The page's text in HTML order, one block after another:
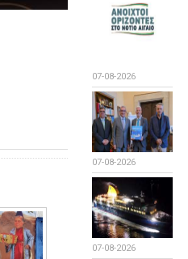
07-08-2026
07-08-2026
07-08-2026